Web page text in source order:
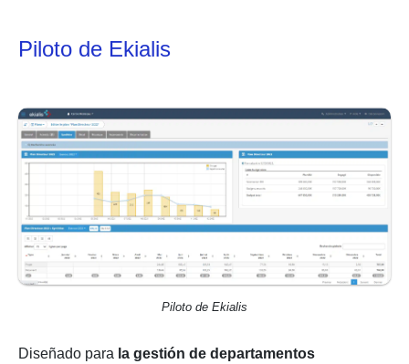
Piloto de Ekialis
Piloto de Ekialis
Diseñado para la gestión de departamentos